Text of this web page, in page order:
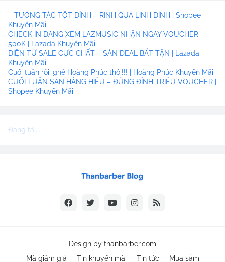
– TƯƠNG TÁC TỘT ĐỈNH – RINH QUÀ LINH ĐÌNH | Shopee
Khuyến Mãi
CHECK IN ĐANG XEM LAZMUSIC NHẬN NGAY VOUCHER
500K | Lazada Khuyến Mãi
ĐIỆN TỬ SALE CỰC CHẤT – SĂN DEAL BẤT TẬN | Lazada
Khuyến Mãi
Cuối tuần rồi, ghé Hoàng Phúc thôi!!! | Hoàng Phúc Khuyến Mãi
CUỐI TUẦN SĂN HÀNG HIỆU – ĐỦNG ĐỈNH TRIỆU VOUCHER |
Shopee Khuyến Mãi
Đang tải...
Design by thanbarber.com
Mã giảm giá
Tin khuyến mãi Tin tức Mua sắm